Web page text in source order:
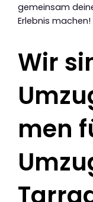
gemeinsam
Erlebnis machen!
Wir
men